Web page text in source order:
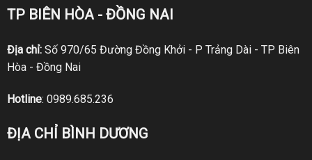
TP BIÊN HÒA - ĐỒNG NAI
Địa chỉ:Số 970/65 Đường Đồng Khởi - P Trảng Dài - TP Biên
Hòa - Đồng Nai
Hotline: 0989.685.236
ĐỊA CHỈ BÌNH DƯƠNG